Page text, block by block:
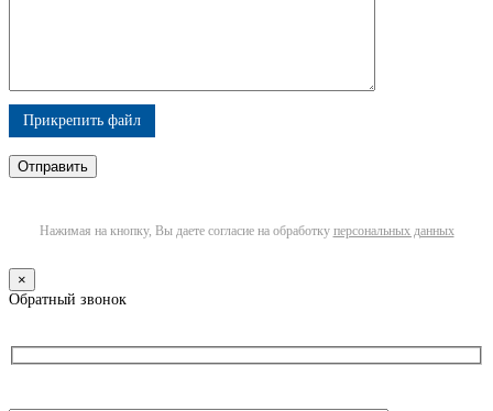
Прикрепить файл
Нажимая на кнопку, Вы даете согласие на обработку персональных данных
×
Обратный звонок